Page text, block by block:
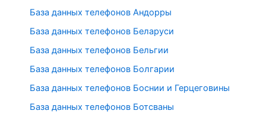
База данных телефонов Андорры
База данных телефонов Беларуси
База данных телефонов Бельгии
База данных телефонов Болгарии
База данных телефонов Боснии и Герцеговины
База данных телефонов Ботсваны